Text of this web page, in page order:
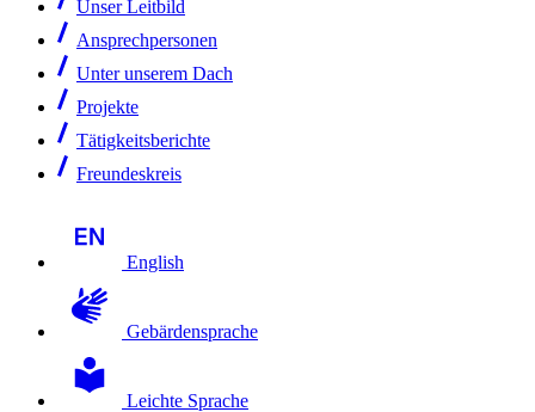
Unser Leitbild
Ansprechpersonen
Unter unserem Dach
Projekte
Tätigkeitsberichte
Freundeskreis
English
Gebärdensprache
Leichte Sprache